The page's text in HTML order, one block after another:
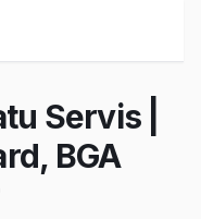
Servis |
BGA